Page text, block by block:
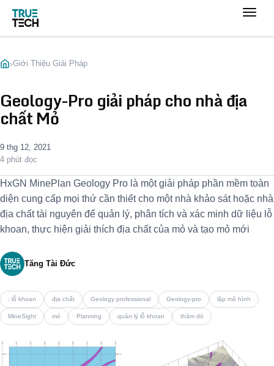
›Giới Thiệu Giải Pháp
Geology-Pro giải pháp cho nhà địa
chất Mỏ
9 thg 12, 2021
4 phút đọc
HxGN MinePlan Geology Pro là một giải pháp phần mềm toàn
diện cung cấp mọi thứ cần thiết cho một nhà khảo sát hoặc nhà
địa chất tài nguyên để quản lý, phân tích và xác minh dữ liệu lỗ
khoan, thực hiện giải thích địa chất của mỏ và tạo mỏ mới
Tăng Tài Đức
: lỗ khoan địa chất Geology professional Geology-pro lập mô hình
MineSight mỏ Planning quản lý lỗ khoan thăm dò